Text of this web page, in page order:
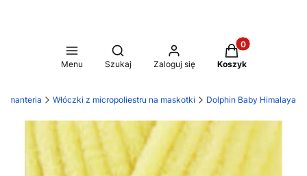
Menu
Otwórz wyszukiwarkę
Szukaj Zaloguj się
Produkty w
Koszyk
Włóczki z micropoliestru na maskotki Dolphin Baby Himalaya